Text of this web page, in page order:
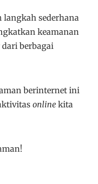
langkah sederhana
keamanan
berbagai
berinternet ini
online kita